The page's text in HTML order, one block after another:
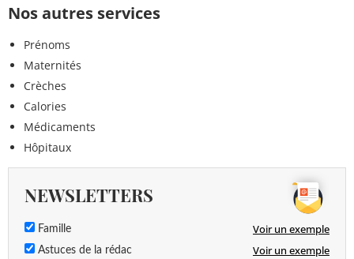
Nos autres services
Prénoms
Maternités
Crèches
Calories
Médicaments
Hôpitaux
NEWSLETTERS
Famille Voir un exemple
Astuces de la rédac Voir un exemple